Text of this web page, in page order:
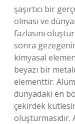
şaşırtıcı bir
olması ve
fazlasını
sonra
kimyasal
beyazı bir
elementtir.
dünyadaki en
çekirdek